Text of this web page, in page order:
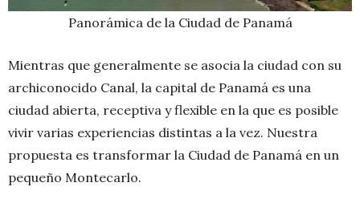
Panorámica de la Ciudad de Panamá
Mientras que generalmente se asocia la ciudad con su
archiconocido Canal, la capital de Panamá es una
ciudad abierta, receptiva y flexible en la que es posible
vivir varias experiencias distintas a la vez. Nuestra
propuesta es transformar la Ciudad de Panamá en un
pequeño Montecarlo.